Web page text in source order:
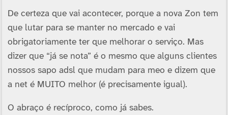
De certeza que vai acontecer, porque a nova Zon tem
que lutar para se manter no mercado e vai
obrigatoriamente ter que melhorar o serviço. Mas
dizer que “já se nota” é o mesmo que alguns clientes
nossos sapo adsl que mudam para meo e dizem que
a net é MUITO melhor (é precisamente igual).
O abraço é recí­proco, como já sabes.